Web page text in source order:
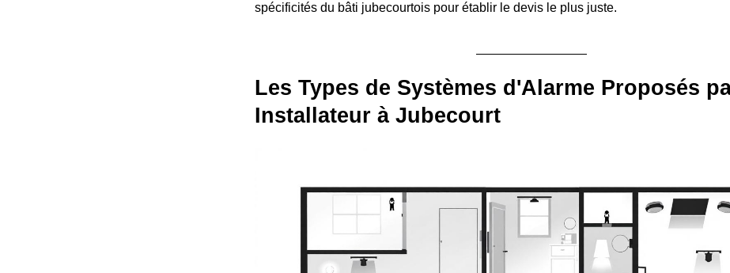
spécificités du bâti jubecourtois pour établir le devis le plus juste.
Les Types de Systèmes d'Alarme Proposés
Installateur à Jubecourt